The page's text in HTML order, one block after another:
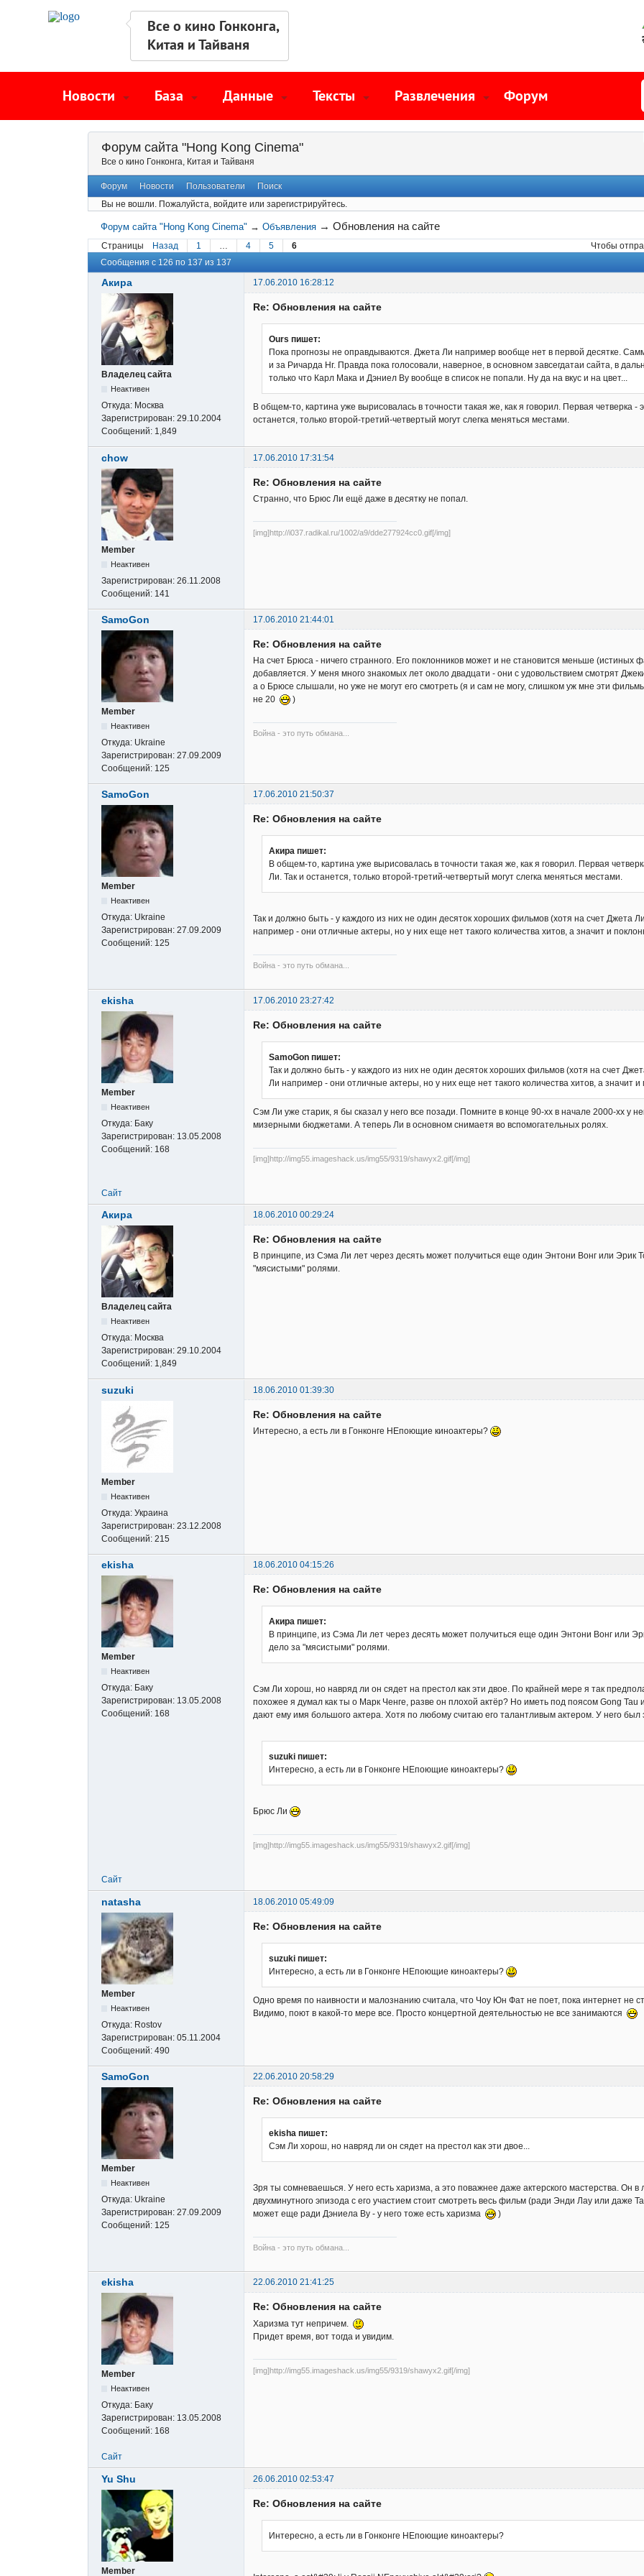
Все о кино Гонконга,
Китая и Тайваня
Новости База Данные Тексты Развлечения Форум
Форум сайта "Hong Kong Cinema"
Все о кино Гонконга, Китая и Тайваня
Форум Новости Пользователи
Поиск
Вы не вошли. Пожалуйста, войдите или зарегистрируйтесь.
Форум сайта "Hong Kong Cinema" →Объявления →Обновления на сайте
Страницы Назад 1 … 4 5 6 Чтобы
Сообщения с 126 по 137 из 137
Акира 17.06.2010 16:28:12
Владелец сайта
Неактивен
Откуда: Москва
Зарегистрирован: 29.10.2004
Сообщений: 1,849
Re: Обновления на сайте
Ours пишет:
Пока прогнозы не оправдываются. Джета Ли например вообще нет в первой десятке.
и за Ричарда Нг. Правда пока голосовали, наверное, в основном завсегдатаи сайта, в
только что Карл Мака и Дэниел Ву вообще в список не попали. Ну да на вкус и на цвет...
В общем-то, картина уже вырисовалась в точности такая же, как я говорил. Первая четверка
останется, только второй-третий-четвертый могут слегка меняться местами.
chow 17.06.2010 17:31:54
Member
Неактивен
Зарегистрирован: 26.11.2008
Сообщений: 141
Re: Обновления на сайте
Странно, что Брюс Ли ещё даже в десятку не попал.
[img]http://i037.radikal.ru/1002/a9/dde277924cc0.gif[/img]
SamoGon 17.06.2010 21:44:01
Member
Неактивен
Откуда: Ukraine
Зарегистрирован: 27.09.2009
Сообщений: 125
Re: Обновления на сайте
На счет Брюса - ничего странного. Его поклонников может и не становится меньше (истиных
добавляется. У меня много знакомых лет около двадцати - они с удовольствием смотрят
а о Брюсе слышали, но уже не могут его смотреть (я и сам не могу, слишком уж мне эти
не 20
)
Война - это путь обмана...
SamoGon 17.06.2010 21:50:37
Member
Неактивен
Откуда: Ukraine
Зарегистрирован: 27.09.2009
Сообщений: 125
Re: Обновления на сайте
Акира пишет:
В общем-то, картина уже вырисовалась в точности такая же, как я говорил. Первая
Ли. Так и останется, только второй-третий-четвертый могут слегка меняться местами.
Так и должно быть - у каждого из них не один десяток хороших фильмов (хотя на счет Джета
например - они отличные актеры, но у них еще нет такого количества хитов, а значит и
Война - это путь обмана...
ekisha 17.06.2010 23:27:42
Member
Неактивен
Откуда: Баку
Зарегистрирован: 13.05.2008
Сообщений: 168
Re: Обновления на сайте
SamoGon пишет:
Так и должно быть - у каждого из них не один десяток хороших фильмов (хотя на счет
Ли например - они отличные актеры, но у них еще нет такого количества хитов, а значит и
Сэм Ли уже старик, я бы сказал у него все позади. Помните в конце 90-хх в начале 2000-хх у
мизерными бюджетами. А теперь Ли в основном снимаетя во вспомогательных ролях.
[img]http://img55.imageshack.us/img55/9319/shawyx2.gif[/img]
Сайт
Акира 18.06.2010 00:29:24
Владелец сайта
Неактивен
Откуда: Москва
Зарегистрирован: 29.10.2004
Сообщений: 1,849
Re: Обновления на сайте
В принципе, из Сэма Ли лет через десять может получиться еще один Энтони Вонг или Эрик
"мясистыми" ролями.
suzuki 18.06.2010 01:39:30
Member
Неактивен
Откуда: Украина
Зарегистрирован: 23.12.2008
Сообщений: 215
Re: Обновления на сайте
Интересно, а есть ли в Гонконге НЕпоющие киноактеры?
ekisha 18.06.2010 04:15:26
Member
Неактивен
Откуда: Баку
Зарегистрирован: 13.05.2008
Сообщений: 168
Re: Обновления на сайте
Акира пишет:
В принципе, из Сэма Ли лет через десять может получиться еще один Энтони Вонг или
дело за "мясистыми" ролями.
Сэм Ли хорош, но навряд ли он сядет на престол как эти двое. По крайней мере я так
похожее я думал как ты о Марк Ченге, разве он плохой актёр? Но иметь под поясом Gong
дают ему имя большого актера. Хотя по любому считаю его талантливым актером. У него
suzuki пишет:
Интересно, а есть ли в Гонконге НЕпоющие киноактеры?
Брюс Ли
[img]http://img55.imageshack.us/img55/9319/shawyx2.gif[/img]
Сайт
natasha 18.06.2010 05:49:09
Member
Неактивен
Откуда: Rostov
Зарегистрирован: 05.11.2004
Сообщений: 490
Re: Обновления на сайте
suzuki пишет:
Интересно, а есть ли в Гонконге НЕпоющие киноактеры?
Одно время по наивности и малознанию считала, что Чоу Юн Фат не поет, пока интернет не
Видимо, поют в какой-то мере все. Просто концертной деятельностью не все занимаются
SamoGon 22.06.2010 20:58:29
Member
Неактивен
Откуда: Ukraine
Зарегистрирован: 27.09.2009
Сообщений: 125
Re: Обновления на сайте
ekisha пишет:
Сэм Ли хорош, но навряд ли он сядет на престол как эти двое...
Зря ты сомневаешься. У него есть харизма, а это поважнее даже актерского мастерства. Он
двухминутного эпизода с его участием стоит смотреть весь фильм (ради Энди Лау или даже
может еще ради Дэниела Ву - у него тоже есть харизма
)
Война - это путь обмана...
ekisha 22.06.2010 21:41:25
Member
Неактивен
Откуда: Баку
Зарегистрирован: 13.05.2008
Сообщений: 168
Re: Обновления на сайте
Харизма тут непричем.
Придет время, вот тогда и увидим.
[img]http://img55.imageshack.us/img55/9319/shawyx2.gif[/img]
Сайт
Yu Shu 26.06.2010 02:53:47
Member
Re: Обновления на сайте
Интересно, а есть ли в Гонконге НЕпоющие киноактеры?